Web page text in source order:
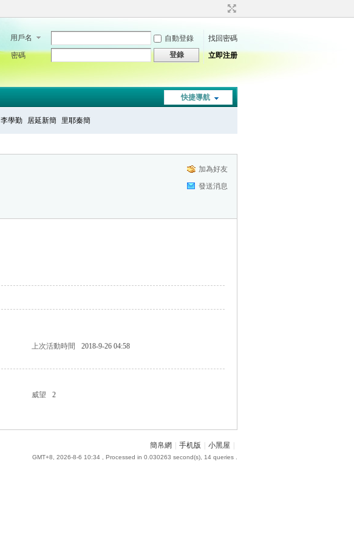
用戶名 自動登錄
找回密碼
密碼
登錄 立即注册
快捷導航
李學勤 居延新簡 里耶秦簡
加為好友
發送消息
上次活動時間
2018-9-26 04:58
威望
2
簡帛網 手机版 小黑屋
GMT+8, 2026-8-6 10:34 , Processed in 0.030263 second(s), 14 queries .